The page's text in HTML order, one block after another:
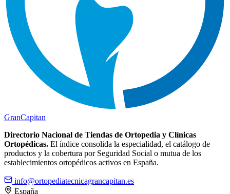
GranCapitan
Directorio Nacional de Tiendas de Ortopedia y Clínicas
Ortopédicas. El índice consolida la especialidad, el catálogo de
productos y la cobertura por Seguridad Social o mutua de los
establecimientos ortopédicos activos en España.
info@ortopediatecnicagrancapitan.es
España